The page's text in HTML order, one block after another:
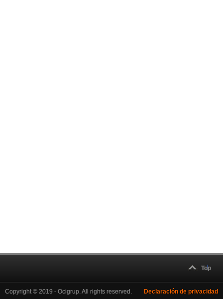
Top
Copyright © 2019 - Ocigrup. All rights reserved. Declaración de privacidad